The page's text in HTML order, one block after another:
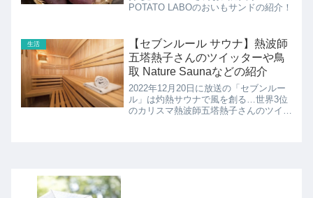
POTATO LABOのおいもサンドの紹介！
生活
【セブンルール サウナ】熱波師
五塔熱子さんのツイッターや鳥
取 Nature Saunaなどの紹介
2022年12月20日に放送の「セブンルー
ル」は灼熱サウナで風を創る…世界3位
のカリスマ熱波師五塔熱子さんのツイッ